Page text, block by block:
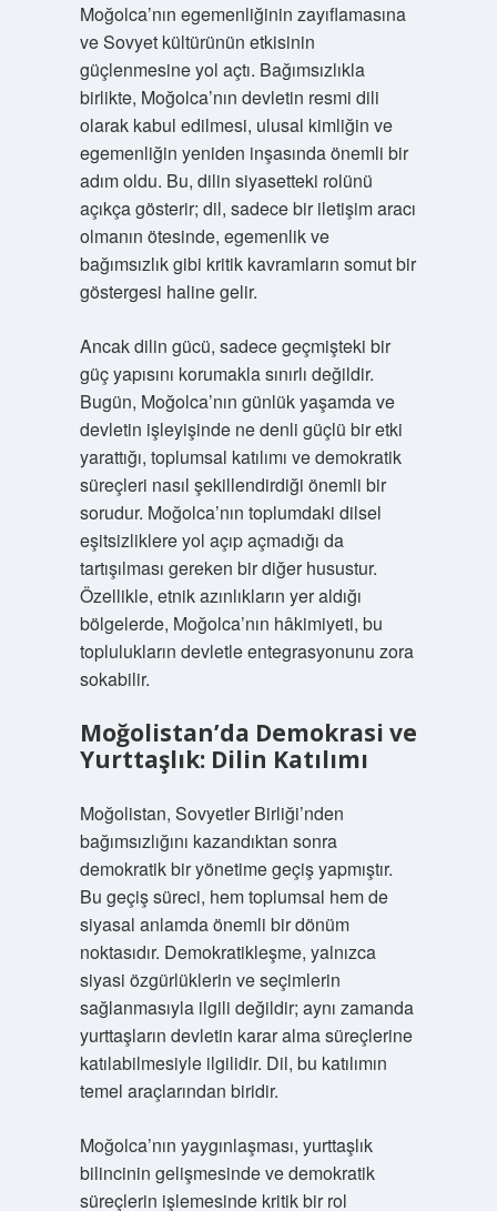
Moğolca’nın egemenliğinin zayıflamasına
ve Sovyet kültürünün etkisinin
güçlenmesine yol açtı. Bağımsızlıkla
birlikte, Moğolca’nın devletin resmi dili
olarak kabul edilmesi, ulusal kimliğin ve
egemenliğin yeniden inşasında önemli bir
adım oldu. Bu, dilin siyasetteki rolünü
açıkça gösterir; dil, sadece bir iletişim aracı
olmanın ötesinde, egemenlik ve
bağımsızlık gibi kritik kavramların somut bir
göstergesi haline gelir.
Ancak dilin gücü, sadece geçmişteki bir
güç yapısını korumakla sınırlı değildir.
Bugün, Moğolca’nın günlük yaşamda ve
devletin işleyişinde ne denli güçlü bir etki
yarattığı, toplumsal katılımı ve demokratik
süreçleri nasıl şekillendirdiği önemli bir
sorudur. Moğolca’nın toplumdaki dilsel
eşitsizliklere yol açıp açmadığı da
tartışılması gereken bir diğer husustur.
Özellikle, etnik azınlıkların yer aldığı
bölgelerde, Moğolca’nın hâkimiyeti, bu
toplulukların devletle entegrasyonunu zora
sokabilir.
Moğolistan’da Demokrasi ve
Yurttaşlık: Dilin Katılımı
Moğolistan, Sovyetler Birliği’nden
bağımsızlığını kazandıktan sonra
demokratik bir yönetime geçiş yapmıştır.
Bu geçiş süreci, hem toplumsal hem de
siyasal anlamda önemli bir dönüm
noktasıdır. Demokratikleşme, yalnızca
siyasi özgürlüklerin ve seçimlerin
sağlanmasıyla ilgili değildir; aynı zamanda
yurttaşların devletin karar alma süreçlerine
katılabilmesiyle ilgilidir. Dil, bu katılımın
temel araçlarından biridir.
Moğolca’nın yaygınlaşması, yurttaşlık
bilincinin gelişmesinde ve demokratik
süreçlerin işlemesinde kritik bir rol